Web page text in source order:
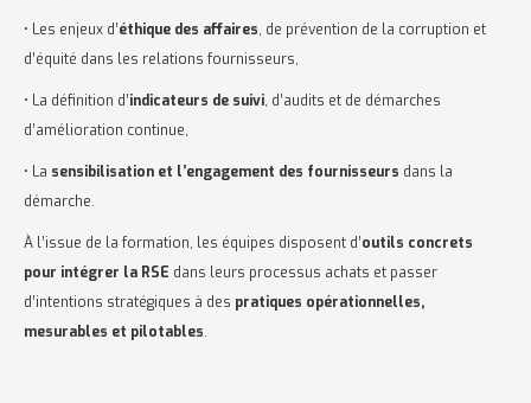
• Les enjeux d’éthique des affaires, de prévention de la corruption et
d’équité dans les relations fournisseurs,
• La définition d’indicateurs de suivi, d’audits et de démarches
d’amélioration continue,
• La sensibilisation et l’engagement des fournisseurs dans la
démarche.
À l’issue de la formation, les équipes disposent d’outils concrets
pour intégrer la RSE dans leurs processus achats et passer
d’intentions stratégiques à des pratiques opérationnelles,
mesurables et pilotables.